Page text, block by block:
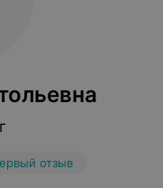
отзыв